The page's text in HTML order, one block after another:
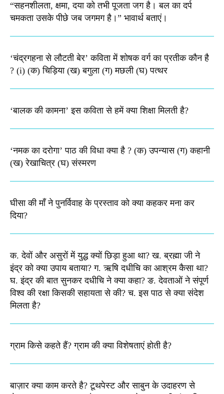
“सहनशीलता, क्षमा, दया को तभी पूजता जग है। बल का दर्प
चमकता उसके पीछे जब जगमग है।”​ भावार्थ बताएं।
‘चंद्रगहना से लौटती बेर’ कविता में शोषक वर्ग का प्रतीक कौन है
? (i) (क) चिड़िया (ख) बगुला (ग) मछली (घ) पत्थर
‘बालक की कामना’ इस कविता से हमें क्या शिक्षा मिलती है?
‘नमक का दरोगा’ पाठ की विधा क्या है ? (क) उपन्यास (ग) कहानी
(ख) रेखाचित्र (घ) संस्मरण​
घीसा की माँ ने पुनर्विवाह के प्रस्ताव को क्या कहकर मना कर
दिया?
क. देवों और असुरों में युद्ध क्यों छिड़ा हुआ था? ख. ब्रह्मा जी ने
इंद्र को क्या उपाय बताया? ग. ऋषि दधीचि का आश्रम कैसा था?
घ. इंद्र की बात सुनकर दधीचि ने क्या कहा? ङ. देवताओं ने संपूर्ण
विश्व की रक्षा किसकी सहायता से की? च. इस पाठ से क्या संदेश
मिलता है?​
ग्राम किसे कहते हैं? ग्राम की क्या विशेषताएं होती है?​
बाज़ार क्या काम करते है? टूथपेस्ट और साबुन के उदाहरण से